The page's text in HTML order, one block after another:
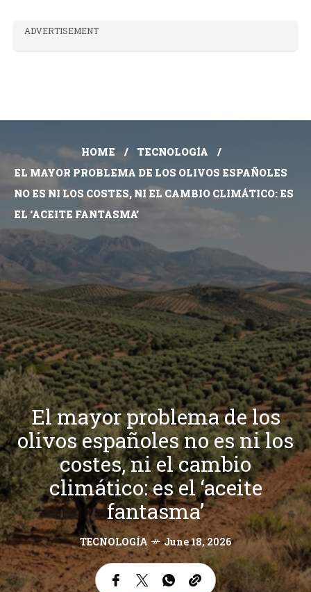
ADVERTISEMENT
HOME
TECNOLOGÍA
EL MAYOR PROBLEMA DE LOS OLIVOS ESPAÑOLES
NO ES NI LOS COSTES, NI EL CAMBIO CLIMÁTICO: ES
EL ‘ACEITE FANTASMA’
El mayor problema de los
olivos españoles no es ni los
costes, ni el cambio
climático: es el ‘aceite
fantasma’
TECNOLOGÍA June 18, 2026